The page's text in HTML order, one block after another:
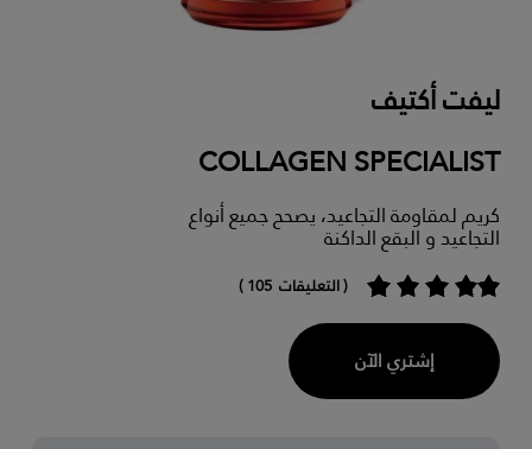
ليفت أكتيف
COLLAGEN SPECIALIST
كريم لمقاومة التجاعيد، يصحح جميع أنواع
التجاعيد و البقع الداكنة
( التعليقات 105 )
إشتري الآن